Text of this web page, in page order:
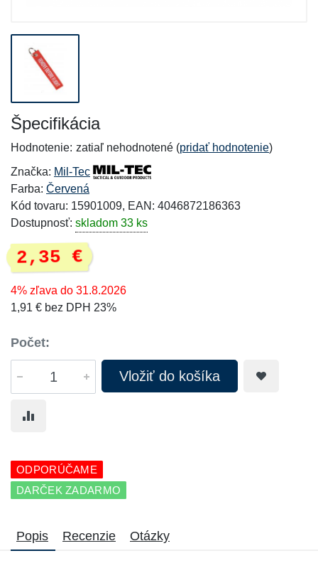
Špecifikácia
Hodnotenie: zatiaľ nehodnotené (pridať hodnotenie)
Značka: Mil-Tec
Farba: Červená
Kód tovaru: 15901009, EAN: 4046872186363
Dostupnosť: skladom 33 ks
2,35 €
4% zľava do 31.8.2026
1,91 € bez DPH 23%
Počet:
Vložiť do košíka
ODPORÚČAME
DARČEK ZADARMO
Popis Recenzie Otázky